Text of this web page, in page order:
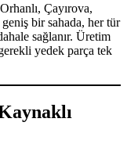
Çayırova,
bir sahada, her tür
sağlanır. Üretim
yedek parça tek